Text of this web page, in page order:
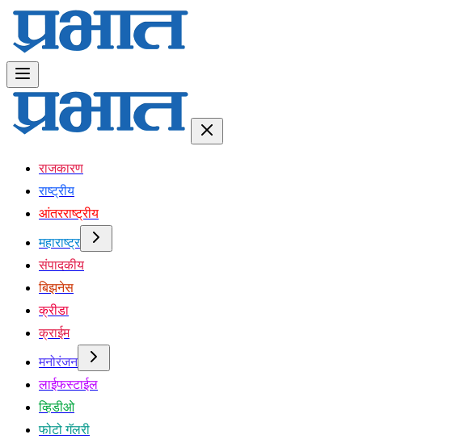
राजकारण
राष्ट्रीय
आंतरराष्ट्रीय
महाराष्ट्र
संपादकीय
बिझनेस
क्रीडा
क्राईम
मनोरंजन
लाईफस्टाईल
व्हिडीओ
फोटो गॅलरी